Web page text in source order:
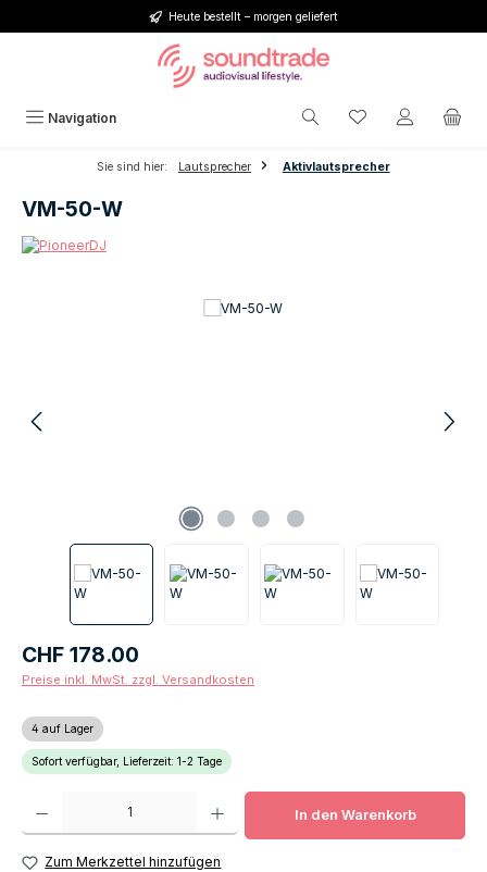
Zum Hauptinhalt springenHeute bestellt – morgen geliefert
Navigation Du hast 0
Sie sind hier: Lautsprecher Aktivlautsprecher
VM-50-W
Regulärer Preis:
CHF 178.00
Preise inkl. MwSt. zzgl. Versandkosten
4 auf Lager
Sofort verfügbar, Lieferzeit: 1-2 Tage
Produkt Anzahl: Gib den gewünschten Wert ein oder benutze die
In den Warenkorb
Zum Merkzettel hinzufügen